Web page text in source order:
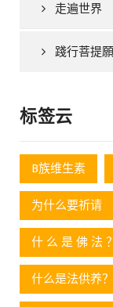
走遍世界
踐行菩提願
标签云
B族维生素
为什么要祈请
什 么 是 佛 法 ？
什么是法供养？